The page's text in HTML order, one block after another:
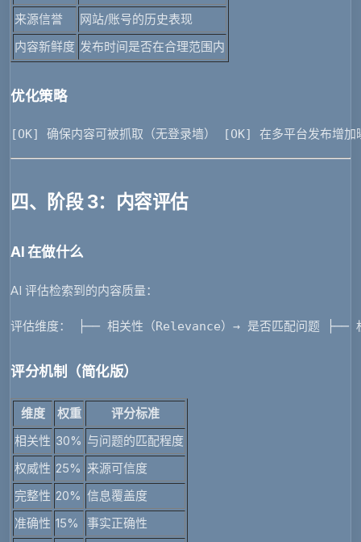
来源信誉
网站/账号的历史表现
内容新鲜度 发布时间是否在合理范围内
优化策略
[OK] 确保内容可被抓取（无登录墙） [OK] 在多平台发布
四、阶段 3：内容评估
AI 在做什么
AI 评估检索到的内容质量：
评估维度： ├── 相关性（Relevance）→ 是否匹配问题
评分机制（简化版）
维度 权重
评分标准
相关性 30% 与问题的匹配程度
权威性 25% 来源可信度
完整性 20% 信息覆盖度
准确性 15%
事实正确性